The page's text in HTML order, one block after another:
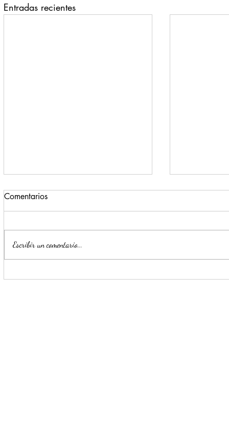
Entradas recientes
Últimos días para disfrutar la
Invita
Comentarios
Escribir un comentario...